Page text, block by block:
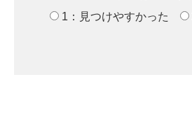
1：見つけやすかった